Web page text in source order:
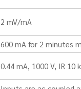
2 mV/mA
600 mA for 2 minutes
0.44 mA, 1000 V, IR 10